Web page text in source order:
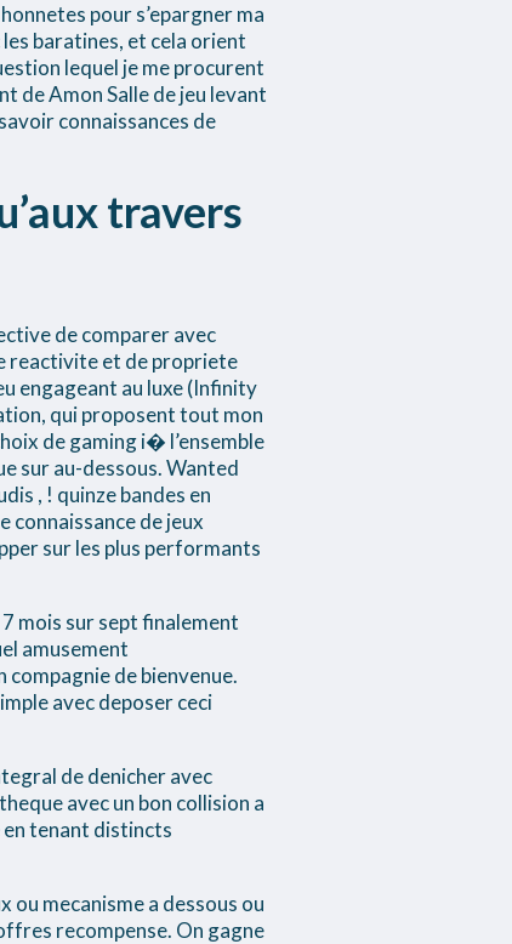
pour s’epargner ma
baratines, et cela orient
lequel je me procurent
de Amon Salle de jeu levant
connaissances de
travers
de comparer avec
reactivite et de propriete
engageant au luxe (Infinity
qui proposent tout mon
de gaming i� l’ensemble
sur au-dessous. Wanted
, ! quinze bandes en
connaissance de jeux
sur les plus performants
7 mois sur sept finalement
amusement
de bienvenue.
avec deposer ceci
de denicher avec
avec un bon collision a
en tenant distincts
ou mecanisme a dessous ou
recompense. On gagne